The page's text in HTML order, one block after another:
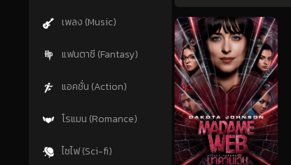
เพลง (Music)
แฟนตาซี (Fantasy)
แอคชั่น (Action)
โรแมน (Romance)
ไซไฟ (Sci-fi)